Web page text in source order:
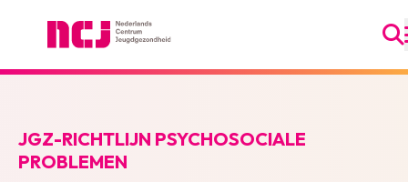
JGZ-RICHTLIJN PSYCHOSOCIALE
PROBLEMEN